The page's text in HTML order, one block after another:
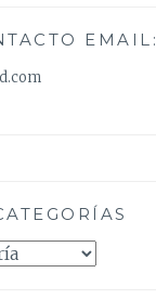
EMAIL: